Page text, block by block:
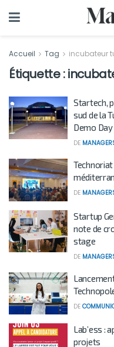
Accueil Tag incubateur
Étiquette :
Startech,
sud de la
Demo Day
DE
DE
Startup
note de
stage
DE
DE
Lab’ess :
projets